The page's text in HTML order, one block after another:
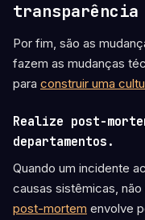
transparência
Por fim, são as
fazem as mudanças
para construir uma
Realize post-
departamentos.
Quando um incidente
causas sistêmicas,
post-mortem envolve